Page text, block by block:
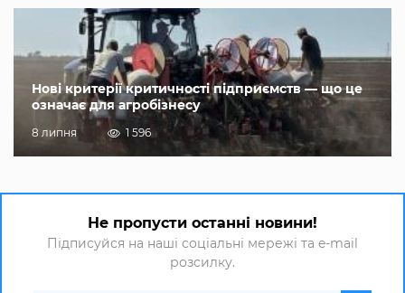
Нові критерії критичності підприємств — що це
означає для агробізнесу
8 липня 1 596
Не пропусти останні новини!
Підписуйся на наші соціальні мережі та e-mail
розсилку.